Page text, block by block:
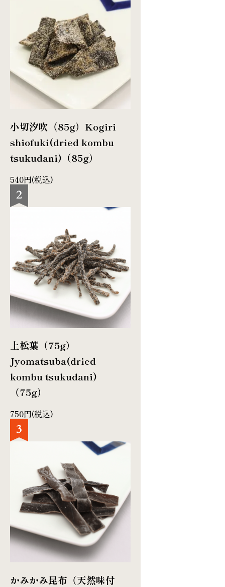
小切汐吹（85g） Kogiri
shiofuki(dried kombu
tsukudani)（85g）
540円(税込)
上松葉（75g）
Jyomatsuba(dried
kombu tsukudani)
（75g）
750円(税込)
かみかみ昆布（天然味付